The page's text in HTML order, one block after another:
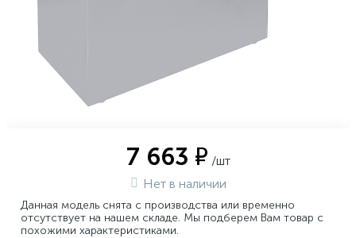
7 663 ₽ /шт
Нет в наличии
Данная модель снята с производства или временно
отсутствует на нашем складе. Мы подберем Вам товар с
похожими характеристиками.